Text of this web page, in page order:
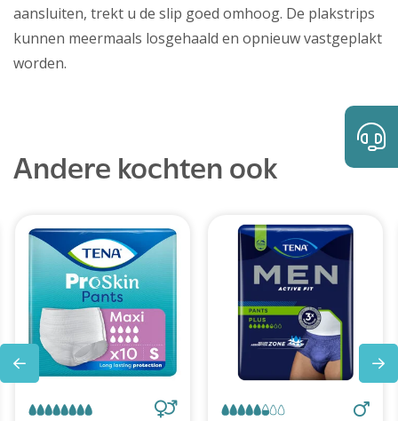
aansluiten, trekt u de slip goed omhoog. De plakstrips
kunnen meermaals losgehaald en opnieuw vastgeplakt
worden.
Andere kochten ook